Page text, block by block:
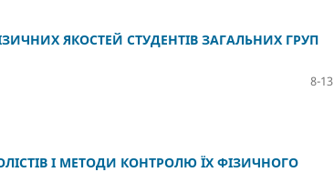
ЯКОСТЕЙ СТУДЕНТІВ ЗАГАЛЬНИХ ГРУП
8-13
І МЕТОДИ КОНТРОЛЮ ЇХ ФІЗИЧНОГО